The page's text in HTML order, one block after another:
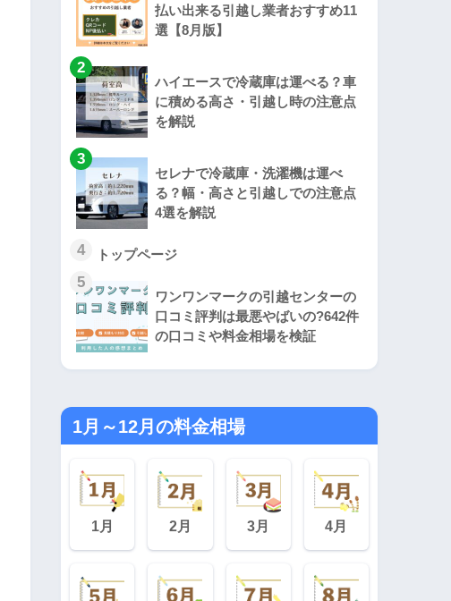
払い出来る引越し業者おすすめ11
選【8月版】
2
ハイエースで冷蔵庫は運べる？車
に積める高さ・引越し時の注意点
を解説
3
セレナで冷蔵庫・洗濯機は運べ
る？幅・高さと引越しでの注意点
4選を解説
4 トップページ
5
ワンワンマークの引越センターの
口コミ評判は最悪やばいの?642件
の口コミや料金相場を検証
1月～12月の料金相場
1月 2月 3月 4月